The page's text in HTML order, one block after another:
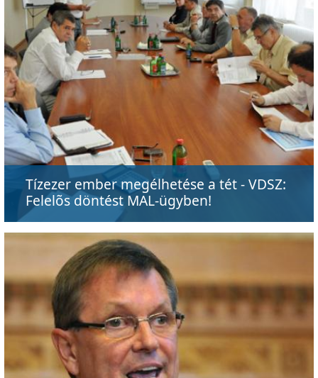
Tízezer ember megélhetése a tét - VDSZ:
Felelõs döntést MAL-ügyben!